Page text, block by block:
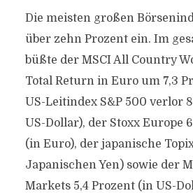
Die meisten großen
über zehn Prozent ein. Im
büßte der MSCI All Country
Total Return in Euro um 7,3
US-Leitindex S&P 500 verlor
US-Dollar), der Stoxx Europe
(in Euro), der japanische
Japanischen Yen) sowie der
Markets 5,4 Prozent (in US-